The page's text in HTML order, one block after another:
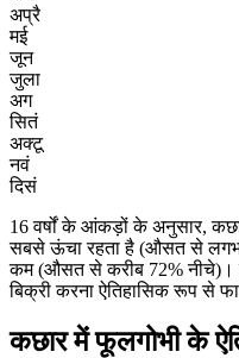
अप्रै
मई
जून
जुला
अग
सितं
अक्टू
नवं
दिसं
16 वर्षों के आंकड़ों के अनुसार,
सबसे ऊंचा रहता है (औसत से
कम (औसत से करीब 72% नीचे)।
बिक्री करना ऐतिहासिक रूप से
कछार में फूलगोभी के